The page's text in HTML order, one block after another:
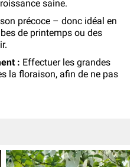
saine.
précoce – donc idéal en
de printemps ou des
: Effectuer les grandes
la floraison, afin de ne pas